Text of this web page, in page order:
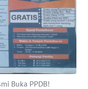
Buka PPDB!